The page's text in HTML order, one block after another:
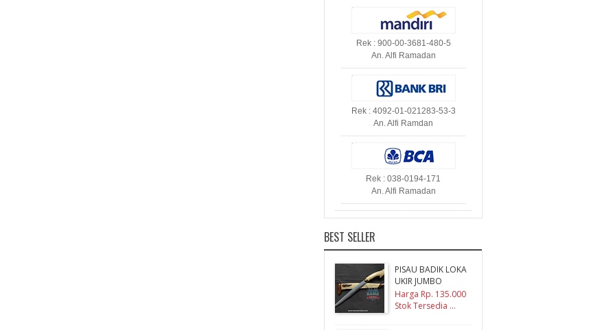
Rek : 900-00-3681-480-5
An. Alfi Ramadan
Rek : 4092-01-021283-53-3
An. Alfi Ramdan
Rek : 038-0194-171
An. Alfi Ramadan
BEST SELLER
PISAU BADIK LOKA
UKIR JUMBO
Harga Rp. 135.000
Stok Tersedia ...